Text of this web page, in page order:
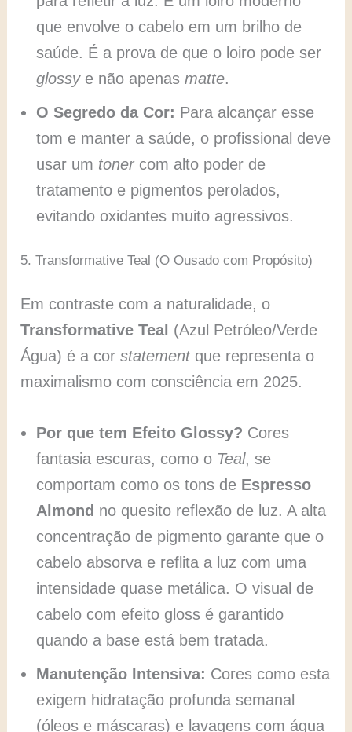
que envolve o cabelo em um brilho de
saúde. É a prova de que o loiro pode ser
glossye não apenasmatte.
O Segredo da Cor: Para alcançar esse
tom e manter a saúde, o profissional deve
usar um tonercom alto poder de
tratamento e pigmentos perolados,
evitando oxidantes muito agressivos.
5. Transformative Teal (O Ousado com Propósito)
Em contraste com a naturalidade, o
Transformative Teal (Azul Petróleo/Verde
Água) é a corstatement que representa o
maximalismo com consciência em 2025.
Por que tem Efeito Glossy? Cores
fantasia escuras, como o Teal, se
comportam como os tons de Espresso
Almond no quesito reflexão de luz. A alta
concentração de pigmento garante que o
cabelo absorva e reflita a luz com uma
intensidade quase metálica. O visual de
cabelo com efeito gloss é garantido
quando a base está bem tratada.
Manutenção Intensiva: Cores como esta
exigem hidratação profunda semanal
(óleos e máscaras) e lavagens com água